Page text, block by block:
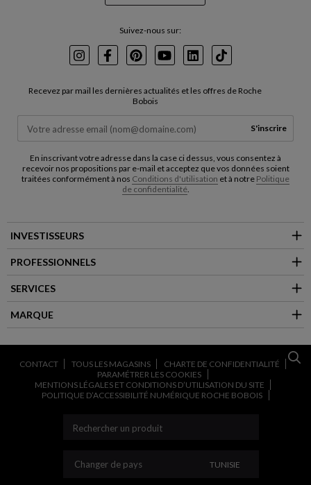
Suivez-nous sur:
InstagramFacebookPinterest
YoutubeLinkedInTikTok
Recevez par mail les dernières actualités et les offres de Roche
Bobois
S'inscrire
En inscrivant votre adresse dans la case ci dessus, vous consentez à
recevoir nos propositions par e-mail et acceptez que vos données soient
traitées conformément à nos Conditions d'utilisation et à notre Politique
de confidentialité.
INVESTISSEURS
PROFESSIONNELS
SERVICES
MARQUE
CONTACT TOUS LES MAGASINS
CHARTE DE CONFIDENTIALITÉ
PARAMÉTRER LES COOKIES
MENTIONS LÉGALES ET CONDITIONS D’UTILISATION DU SITE
POLITIQUE D’ACCESSIBILITÉ NUMÉRIQUE ROCHE BOBOIS
Changer de pays CHANGER DE PAYS
TUNISIE